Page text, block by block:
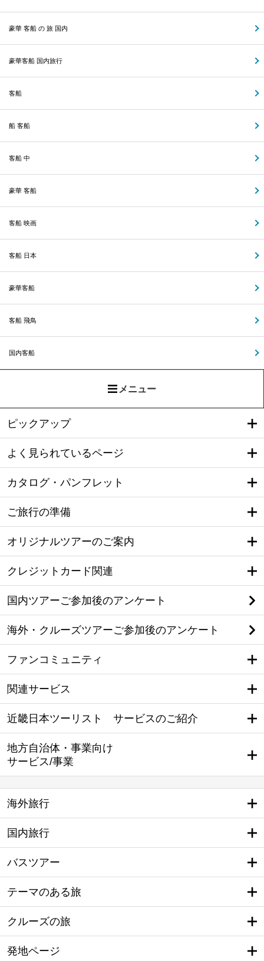
豪華 客船 の 旅 国内
豪華客船 国内旅行
客船
船 客船
客船 中
豪華 客船
客船 映画
客船 日本
豪華客船
客船 飛鳥
国内客船
メニュー
ピックアップ
よく見られているページ
カタログ・パンフレット
ご旅行の準備
オリジナルツアーのご案内
クレジットカード関連
国内ツアーご参加後のアンケート
海外・クルーズツアーご参加後のアンケート
ファンコミュニティ
関連サービス
近畿日本ツーリスト サービスのご紹介
地方自治体・事業向け
サービス/事業
海外旅行
国内旅行
バスツアー
テーマのある旅
クルーズの旅
発地ページ